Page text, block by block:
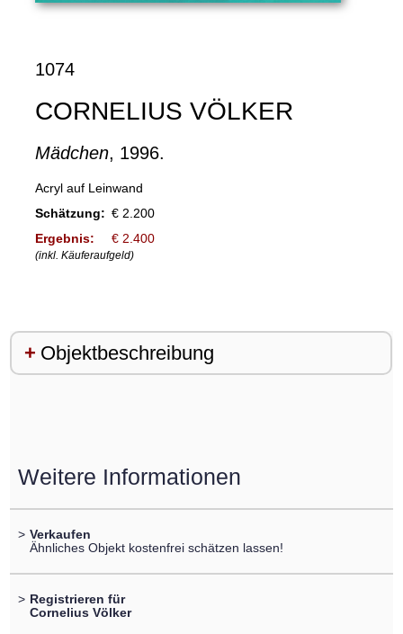
1074
CORNELIUS VÖLKER
Mädchen, 1996.
Acryl auf Leinwand
Schätzung: € 2.200
Ergebnis:
€ 2.400
(inkl. Käuferaufgeld)
Objektbeschreibung
Weitere Informationen
> Verkaufen
Ähnliches Objekt kostenfrei schätzen lassen!
> Registrieren für
Cornelius Völker